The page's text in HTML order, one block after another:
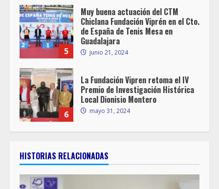
5
Muy buena actuación del CTM
Chiclana Fundación Viprén en el Cto.
de España de Tenis Mesa en
Guadalajara
junio 21, 2024
6
La Fundación Vipren retoma el IV
Premio de Investigación Histórica
Local Dionisio Montero
mayo 31, 2024
HISTORIAS RELACIONADAS